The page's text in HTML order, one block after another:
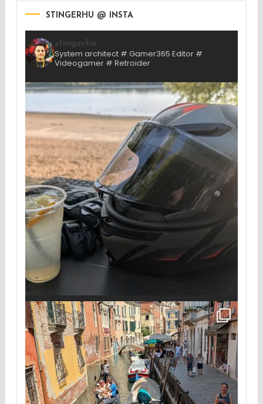
STINGERHU @ INSTA
System architect # Gamer365 Editor #
Videogamer # Retroider